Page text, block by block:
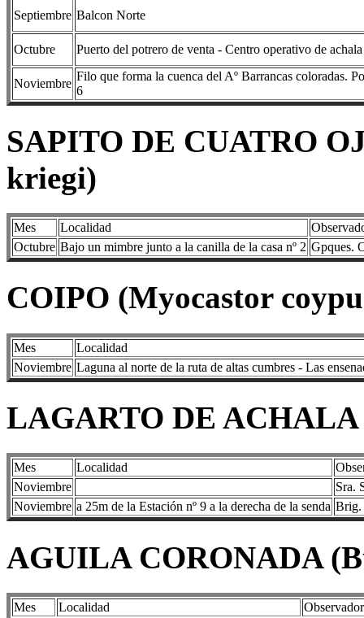
Septiembre Balcon Norte
Octubre Puerto del potrero de venta - Centro operativo de achala
Noviembre
Filo que forma la cuenca del Aº Barrancas coloradas.
6
SAPITO DE CUATRO
kriegi)
Mes Localidad
Octubre Bajo un mimbre junto a la canilla de la casa nº 2 Gpques.
COIPO (Myocastor
Mes
Localidad
Noviembre Laguna al norte de la ruta de altas cumbres - Las
LAGARTO DE ACHALA
Mes Localidad
Noviembre
Sra.
Noviembre a 25m de la Estación nº 9 a la derecha de la senda Brig.
AGUILA CORONADA
Mes Localidad
Observador